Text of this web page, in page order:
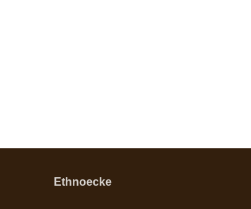
Ethnoecke